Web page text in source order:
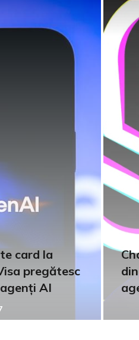
card la
pregătesc
AI